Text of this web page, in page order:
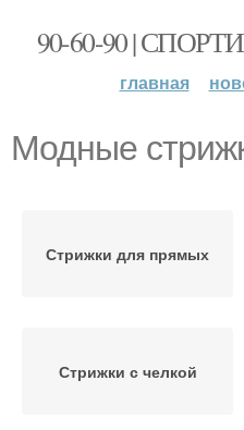
90-60-90 |
главная
Модные
Стрижки для прямых
Стрижки с челкой